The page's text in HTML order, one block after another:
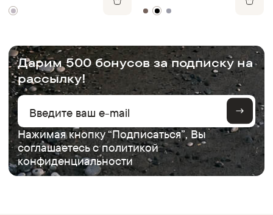
Дарим 500 бонусов за подписку на
рассылку!
Нажимая кнопку “Подписаться”, Вы
соглашаетесь сполитикой
конфиденциальности